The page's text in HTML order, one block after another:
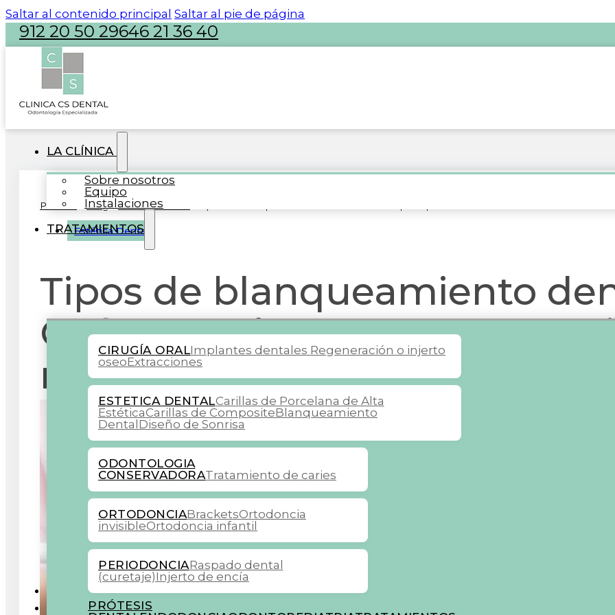
Saltar al contenido principal Saltar al pie de página
912 20 50 29646 21 36 40
atencion@clinicacsdental.com
LA CLÍNICA
Sobre nosotros
Equipo
Instalaciones
TRATAMIENTOS
CIRUGÍA ORALImplantes dentales Regeneración o injerto
oseoExtracciones
ESTETICA DENTALCarillas de Porcelana de Alta
EstéticaCarillas de CompositeBlanqueamiento
Dental Diseño de Sonrisa
ODONTOLOGIA
CONSERVADORATratamiento de caries
ORTODONCIABracketsOrtodoncia
invisibleOrtodoncia infantil
PERIODONCIARaspado dental
(curetaje)Injerto de encía
PRÓTESIS
COLABORADORES
Portada »Blog»Estética Dental
Estética Dental
Tipos de blanqueamiento
Guía completa para una
más blanca